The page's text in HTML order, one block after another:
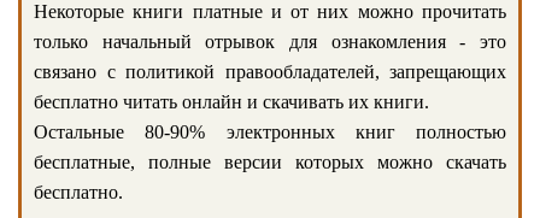
Некоторые книги платные и от них можно прочитать
только начальный отрывок для ознакомления - это
связано с политикой правообладателей, запрещающих
бесплатно читать онлайн и скачивать их книги.
Остальные 80-90% электронных книг полностью
бесплатные, полные версии которых можно скачать
бесплатно.